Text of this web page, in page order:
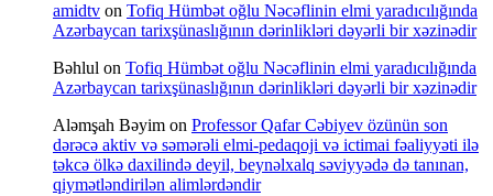
amidtv on Tofiq Hümbət oğlu Nəcəflinin elmi yaradıcılığında
Azərbaycan tarixşünaslığının dərinlikləri dəyərli bir xəzinədir
Bəhlul on Tofiq Hümbət oğlu Nəcəflinin elmi yaradıcılığında
Azərbaycan tarixşünaslığının dərinlikləri dəyərli bir xəzinədir
Aləmşah Bəyim on Professor Qafar Cəbiyev özünün son
dərəcə aktiv və səmərəli elmi-pedaqoji və ictimai fəaliyyəti ilə
təkcə ölkə daxilində deyil, beynəlxalq səviyyədə də tanınan,
qiymətləndirilən alimlərdəndir